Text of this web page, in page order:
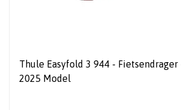
Thule Easyfold 3 944 - Fietsendrager - 2 (E-)Fietsen -
2025 Model